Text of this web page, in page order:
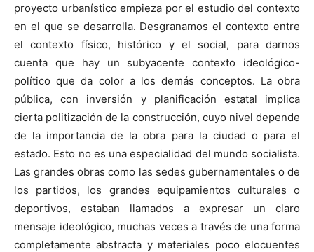
proyecto urbanístico empieza por el estudio del contexto
en el que se desarrolla. Desgranamos el contexto entre
el contexto físico, histórico y el social, para darnos
cuenta que hay un subyacente contexto ideológico-
político que da color a los demás conceptos. La obra
pública, con inversión y planificación estatal implica
cierta politización de la construcción, cuyo nivel depende
de la importancia de la obra para la ciudad o para el
estado. Esto no es una especialidad del mundo socialista.
Las grandes obras como las sedes gubernamentales o de
los partidos, los grandes equipamientos culturales o
deportivos, estaban llamados a expresar un claro
mensaje ideológico, muchas veces a través de una forma
completamente abstracta y materiales poco elocuentes